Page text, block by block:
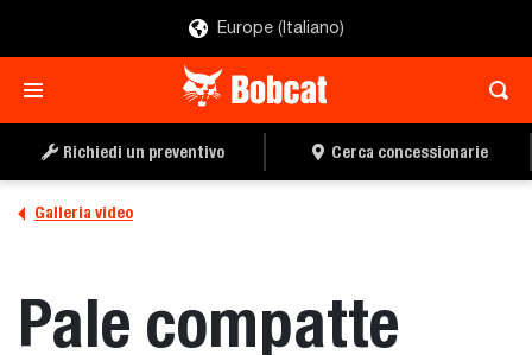
Europe (Italiano)
Richiedi un preventivo Cerca concessionarie
Galleria video
Pale compatte